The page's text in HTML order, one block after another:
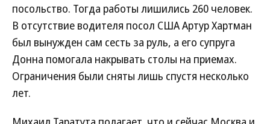
посольство. Тогда работы лишились 260 человек.
В отсутствие водителя посол США Артур Хартман
был вынужден сам сесть за руль, а его супруга
Донна помогала накрывать столы на приемах.
Ограничения были сняты лишь спустя несколько
лет.